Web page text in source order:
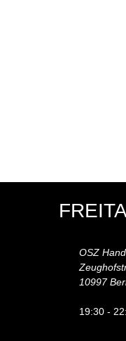
OSZ
10997
19:30 -